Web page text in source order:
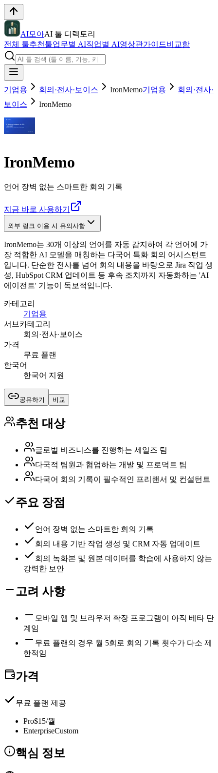
AI모아AI 툴 디렉토리
전체 툴추천툴업무별 AI직업별 AI영상관가이드비교함
기업용 회의·전사·보이스 IronMemo기업용
회의·전사·
보이스
IronMemo
IronMemo
언어 장벽 없는 스마트한 회의 기록
지금 바로 사용하기
외부 링크 이용 시 유의사항
IronMemo는 30개 이상의 언어를 자동 감지하여 각 언어에 가
장 적합한 AI 모델을 매칭하는 다국어 특화 회의 어시스턴트
입니다. 단순한 전사를 넘어 회의 내용을 바탕으로 Jira 작업 생
성, HubSpot CRM 업데이트 등 후속 조치까지 자동화하는 'AI
에이전트' 기능이 독보적입니다.
카테고리
기업용
서브카테고리
회의·전사·보이스
가격
무료 플랜
한국어
한국어 지원
공유하기 비교
추천 대상
글로벌 비즈니스를 진행하는 세일즈 팀
다국적 팀원과 협업하는 개발 및 프로덕트 팀
다국어 회의 기록이 필수적인 프리랜서 및 컨설턴트
주요 장점
언어 장벽 없는 스마트한 회의 기록
회의 내용 기반 작업 생성 및 CRM 자동 업데이트
회의 녹화본 및 원본 데이터를 학습에 사용하지 않는
강력한 보안
고려 사항
모바일 앱 및 브라우저 확장 프로그램이 아직 베타 단
계임
무료 플랜의 경우 월 5회로 회의 기록 횟수가 다소 제
한적임
가격
무료 플랜 제공
Pro$15/월
EnterpriseCustom
핵심 정보